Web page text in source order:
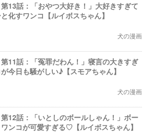
第13話：「おやつ大好き！」大好きすぎて
化すワンコ【ルイボスちゃん】
犬の漫画
第11話：「冤罪だわん！」寝言の大きすぎ
今日も騒がしい♪【スモアちゃん】
犬の漫画
第12話：「いとしのボールしゃん！」ボー
ンコが可愛すぎる♡【ルイボスちゃん】